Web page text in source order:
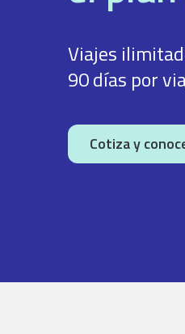
Viajes
90 días por
Cotiza y